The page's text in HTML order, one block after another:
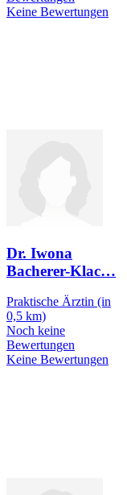
Keine Bewertungen
Dr. Iwona
Bacherer-Klac…
Praktische Ärztin (in
0,5 km)
Noch keine
Bewertungen
Keine Bewertungen